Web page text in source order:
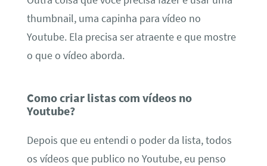
thumbnail, uma capinha para vídeo no
Youtube. Ela precisa ser atraente e que mostre
o que o vídeo aborda.
Como criar listas com vídeos no
Youtube?
Depois que eu entendi o poder da lista, todos
os vídeos que publico no Youtube, eu penso